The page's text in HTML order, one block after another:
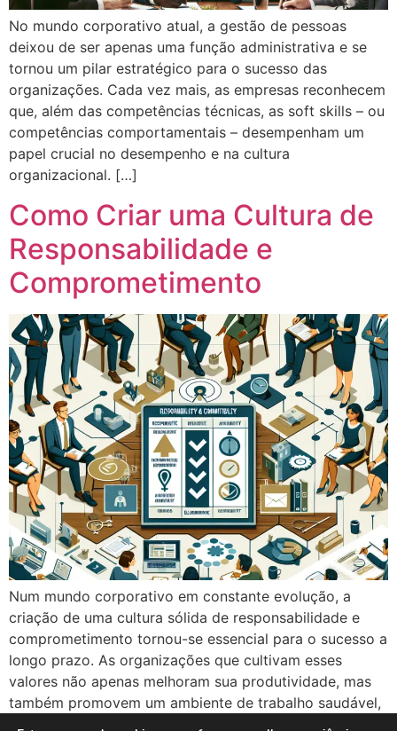
No mundo corporativo atual, a gestão de pessoas
deixou de ser apenas uma função administrativa e se
tornou um pilar estratégico para o sucesso das
organizações. Cada vez mais, as empresas reconhecem
que, além das competências técnicas, as soft skills – ou
competências comportamentais – desempenham um
papel crucial no desempenho e na cultura
organizacional. […]
Como Criar uma Cultura de
Responsabilidade e
Comprometimento
Num mundo corporativo em constante evolução, a
criação de uma cultura sólida de responsabilidade e
comprometimento tornou-se essencial para o sucesso a
longo prazo. As organizações que cultivam esses
valores não apenas melhoram sua produtividade, mas
também promovem um ambiente de trabalho saudável,